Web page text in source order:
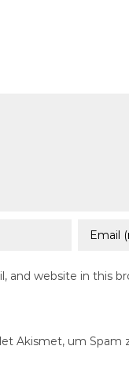
and website in this
Akismet, um Spam